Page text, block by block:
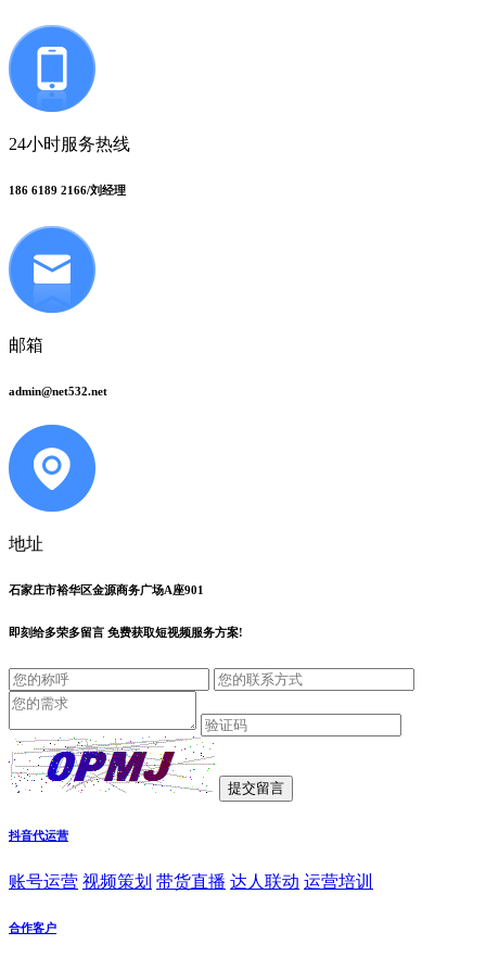
24小时服务热线
186 6189 2166/刘经理
邮箱
admin@net532.net
地址
石家庄市裕华区金源商务广场A座901
即刻给多荣多留言 免费获取短视频服务方案!
抖音代运营
账号运营 视频策划 带货直播 达人联动 运营培训
合作客户